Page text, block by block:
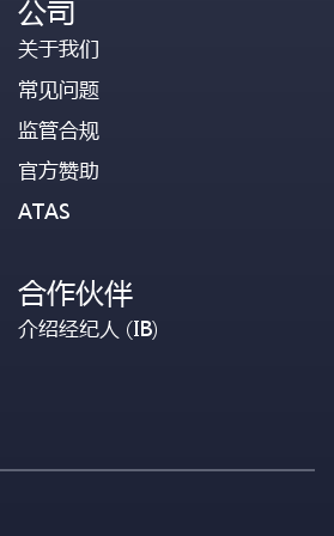
公司
关于我们
常见问题
监管合规
官方赞助
ATAS
合作伙伴
介绍经纪人 (IB)